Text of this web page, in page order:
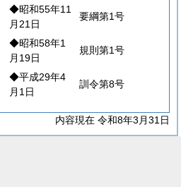
◆昭和55年11
月21日
要綱第1号
◆昭和58年1
月19日
規則第1号
◆平成29年4
月1日
訓令第8号
内容現在 令和8年3月31日